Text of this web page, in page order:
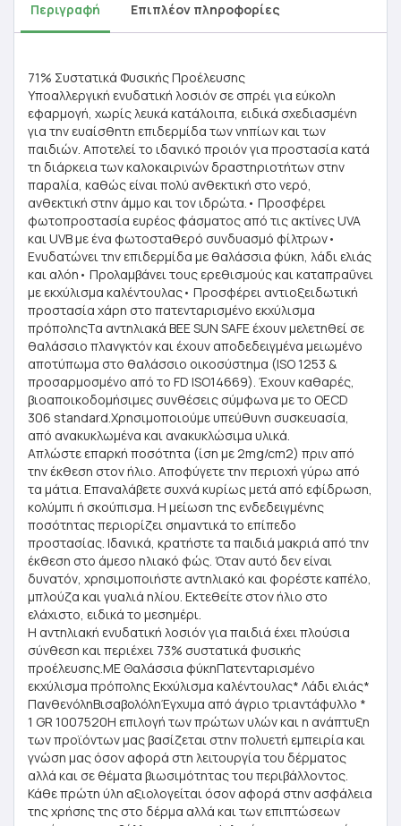
Περιγραφή Επιπλέον πληροφορίες
71% Συστατικά Φυσικής Προέλευσης
Υποαλλεργική ενυδατική λοσιόν σε σπρέι για εύκολη
εφαρμογή, χωρίς λευκά κατάλοιπα, ειδικά σχεδιασμένη
για την ευαίσθητη επιδερμίδα των νηπίων και των
παιδιών. Αποτελεί το ιδανικό προιόν για προστασία κατά
τη διάρκεια των καλοκαιρινών δραστηριοτήτων στην
παραλία, καθώς είναι πολύ ανθεκτική στο νερό,
ανθεκτική στην άμμο και τον ιδρώτα.• Προσφέρει
φωτοπροστασία ευρέος φάσματος από τις ακτίνες UVA
και UVB με ένα φωτοσταθερό συνδυασμό φίλτρων•
Ενυδατώνει την επιδερμίδα με θαλάσσια φύκη, λάδι ελιάς
και αλόη• Προλαμβάνει τους ερεθισμούς και καταπραΰνει
με εκχύλισμα καλέντουλας• Προσφέρει αντιοξειδωτική
προστασία χάρη στο πατενταρισμένο εκχύλισμα
πρόποληςΤα αντηλιακά BEE SUN SAFE έχουν μελετηθεί σε
θαλάσσιο πλανγκτόν και έχουν αποδεδειγμένα μειωμένο
αποτύπωμα στο θαλάσσιο οικοσύστημα (ISO 1253 &
προσαρμοσμένο από το FD ISO14669). Έχουν καθαρές,
βιοαποικοδομήσιμες συνθέσεις σύμφωνα με το OECD
306 standard.Χρησιμοποιούμε υπεύθυνη συσκευασία,
από ανακυκλωμένα και ανακυκλώσιμα υλικά.
Απλώστε επαρκή ποσότητα (ίση με 2mg/cm2) πριν από
την έκθεση στον ήλιο. Αποφύγετε την περιοχή γύρω από
τα μάτια. Επαναλάβετε συχνά κυρίως μετά από εφίδρωση,
κολύμπι ή σκούπισμα. Η μείωση της ενδεδειγμένης
ποσότητας περιορίζει σημαντικά το επίπεδο
προστασίας. Ιδανικά, κρατήστε τα παιδιά μακριά από την
έκθεση στο άμεσο ηλιακό φώς. Όταν αυτό δεν είναι
δυνατόν, χρησιμοποιήστε αντηλιακό και φορέστε καπέλο,
μπλούζα και γυαλιά ηλίου. Εκτεθείτε στον ήλιο στο
ελάχιστο, ειδικά το μεσημέρι.
H αντηλιακή ενυδατική λοσιόν για παιδιά έχει πλούσια
σύνθεση και περιέχει 73% συστατικά φυσικής
προέλευσης.ΜΕ Θαλάσσια φύκηΠατενταρισμένο
εκχύλισμα πρόπολης Eκχύλισμα καλέντουλας* Λάδι ελιάς*
ΠανθενόληΒισαβολόληΈγχυμα από άγριο τριαντάφυλλο *
1 GR 1007520Η επιλογή των πρώτων υλών και η ανάπτυξη
των προϊόντων μας βασίζεται στην πολυετή εμπειρία και
γνώση μας όσον αφορά στη λειτουργία του δέρματος
αλλά και σε θέματα βιωσιμότητας του περιβάλλοντος.
Κάθε πρώτη ύλη αξιολογείται όσον αφορά στην ασφάλεια
της χρήσης της στο δέρμα αλλά και των επιπτώσεων